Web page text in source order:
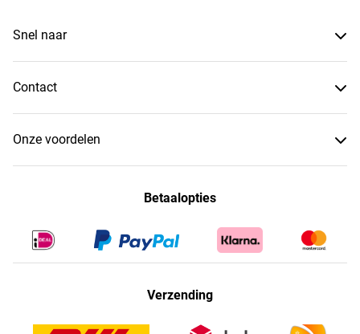
Snel naar
Contact
Onze voordelen
Betaalopties
Verzending